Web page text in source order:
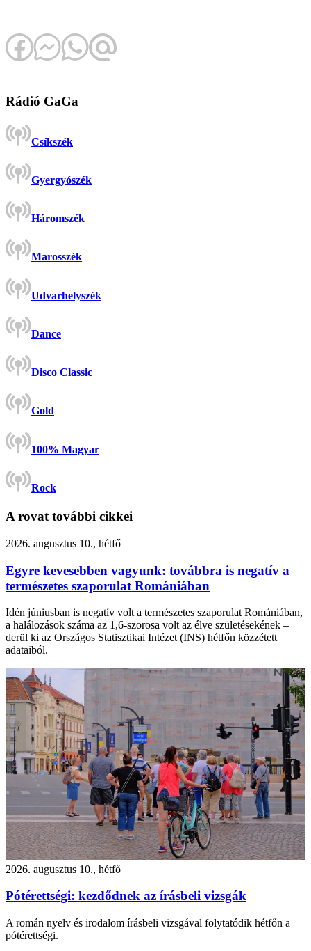
Rádió GaGa
Csíkszék
Gyergyószék
Háromszék
Marosszék
Udvarhelyszék
Dance
Disco Classic
Gold
100% Magyar
Rock
A rovat további cikkei
2026. augusztus 10., hétfő
Egyre kevesebben vagyunk: továbbra is negatív a
természetes szaporulat Romániában
Idén júniusban is negatív volt a természetes szaporulat Romániában,
a halálozások száma az 1,6-szorosa volt az élve születésekének –
derül ki az Országos Statisztikai Intézet (INS) hétfőn közzétett
adataiból.
2026. augusztus 10., hétfő
Pótérettségi: kezdődnek az írásbeli vizsgák
A román nyelv és irodalom írásbeli vizsgával folytatódik hétfőn a
pótérettségi.